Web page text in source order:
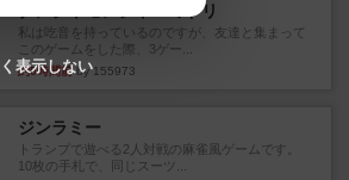
ナンジャモンジャ・ミドリ
私は吃音を持っているのですが、友達と集まって
このゲームをした際、3ゲー...
約5時間前by 155973
ジンラミー
トランプで遊べる2人対戦の麻雀風ゲームです。
10枚の手札で、同じスーツ...
表示しない